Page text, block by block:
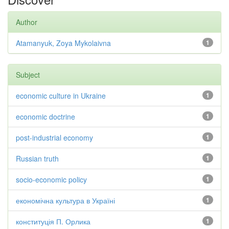
Author
1
Atamanyuk, Zoya Mykolaivna
Subject
1
economic culture in Ukraine
1
economic doctrine
1
post-industrial economy
1
Russian truth
1
socio-economic policy
1
економічна культура в Україні
1
конституція П. Орлика